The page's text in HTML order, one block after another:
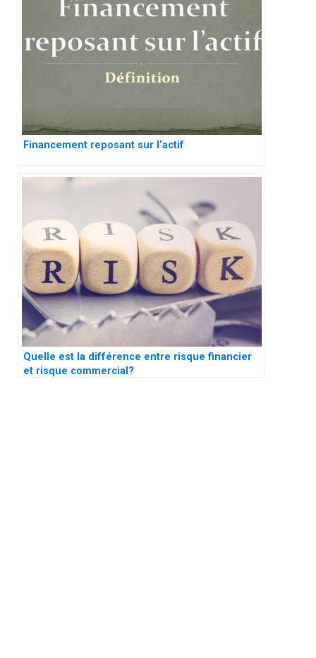
Financement reposant sur l’actif
Quelle est la différence entre risque financier
et risque commercial?